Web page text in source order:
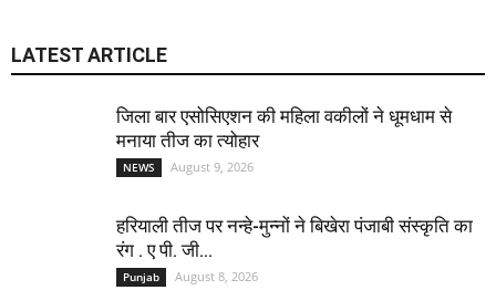
LATEST ARTICLE
जिला बार एसोसिएशन की महिला वकीलों ने धूमधाम से
मनाया तीज का त्योहार
NEWS August 9, 2026
हरियाली तीज पर नन्हे-मुन्नों ने बिखेरा पंजाबी संस्कृति का
रंग . ए पी. जी...
Punjab August 8, 2026